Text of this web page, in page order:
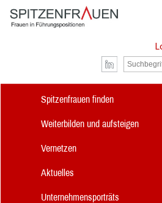
Zum Hauptinhalt springen
Spitzenfrauen finden
Weiterbilden und aufsteigen
Vernetzen
Aktuelles
Unternehmensporträts